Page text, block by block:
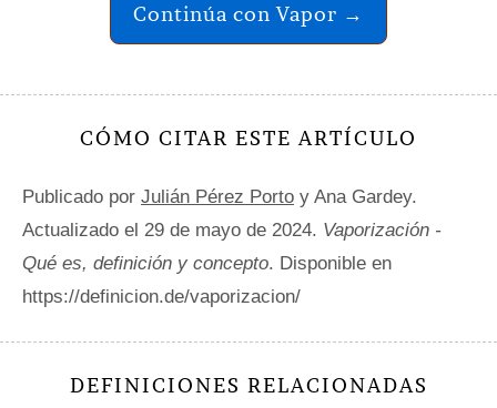
Continúa con Vapor →
CÓMO CITAR ESTE ARTÍCULO
Publicado por Julián Pérez Porto y Ana Gardey.
Actualizado el 29 de mayo de 2024. Vaporización -
Qué es, definición y concepto. Disponible en
https://definicion.de/vaporizacion/
DEFINICIONES RELACIONADAS